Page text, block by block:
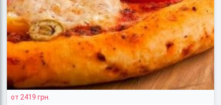
от 2419 грн.